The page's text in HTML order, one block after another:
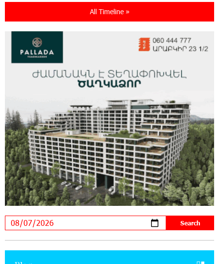
Rate.Trading Platform at Seaside Startup
Summit: IDBank Introduces an Innovative
Solution
14:34:49 29-07-2026
Supported by IDBank
11:59:57 28-07-2026
Ucom’s Sales and Service Center Reopens at
24/2 Shahumyan Street in Ararat
19:04:38 23-07-2026
Scholarship recipients of the “Armenian
Virtuosos” Program participated in the Järvi
Academy and Pärnu Music Festival in Estonia, representing
Armenia on the international stage
All Timeline »